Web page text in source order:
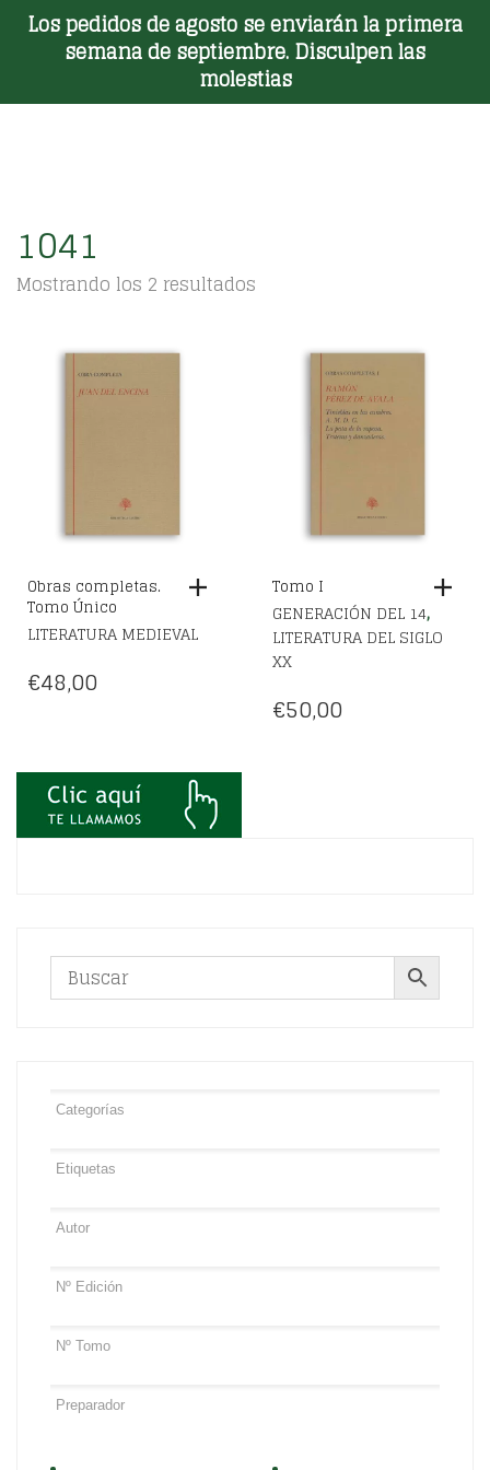
Los pedidos de agosto se enviarán la primera
semana de septiembre. Disculpen las
molestias
Toggle Menu
1041
Mostrando los 2 resultados
Obras completas.
Tomo Único
LITERATURA MEDIEVAL
€48,00
Tomo I
GENERACIÓN DEL 14,
LITERATURA DEL SIGLO
XX
€50,00